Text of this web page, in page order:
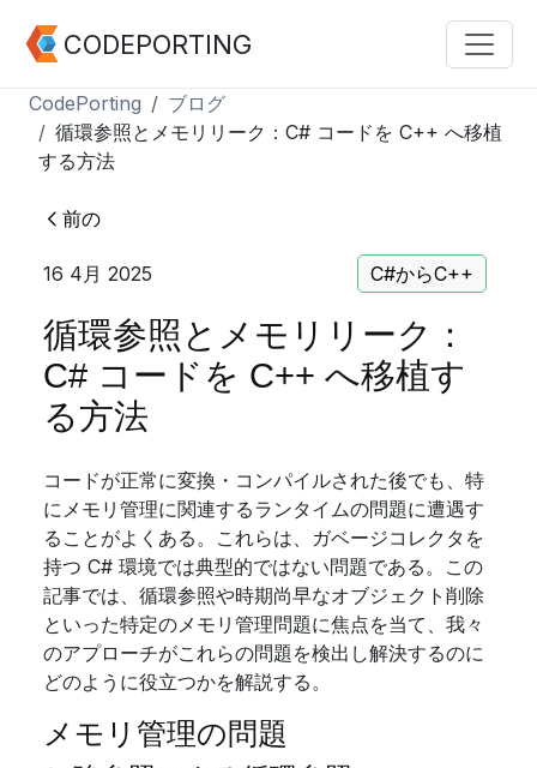
CODEPORTING
CodePorting
ブログ
循環参照とメモリリーク：C# コードを C++ へ移植
する方法
前の
16 4月 2025 C#からC++
循環参照とメモリリーク：
C# コードを C++ へ移植す
る方法
コードが正常に変換・コンパイルされた後でも、特
にメモリ管理に関連するランタイムの問題に遭遇す
ることがよくある。これらは、ガベージコレクタを
持つ C# 環境では典型的ではない問題である。この
記事では、循環参照や時期尚早なオブジェクト削除
といった特定のメモリ管理問題に焦点を当て、我々
のアプローチがこれらの問題を検出し解決するのに
どのように役立つかを解説する。
メモリ管理の問題